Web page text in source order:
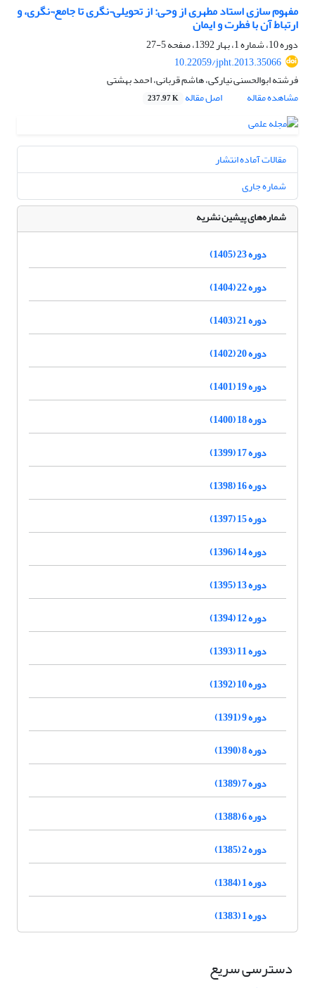
مفهوم سازی استاد مطهری از وحی: از تحویلی¬نگری تا جامع¬نگری، و
ارتباط آن با فطرت و ایمان
دوره 10، شماره 1، بهار 1392، صفحه
5-27
10.22059/jpht.2013.35066
فرشته ابوالحسنی نیارکی، هاشم قربانی، احمد بهشتی
مشاهده مقاله
اصل مقاله 237.97 K
مقالات آماده انتشار
شماره جاری
شماره‌های پیشین نشریه
دوره 23 (1405)
دوره 22 (1404)
دوره 21 (1403)
دوره 20 (1402)
دوره 19 (1401)
دوره 18 (1400)
دوره 17 (1399)
دوره 16 (1398)
دوره 15 (1397)
دوره 14 (1396)
دوره 13 (1395)
دوره 12 (1394)
دوره 11 (1393)
دوره 10 (1392)
دوره 9 (1391)
دوره 8 (1390)
دوره 7 (1389)
دوره 6 (1388)
دوره 2 (1385)
دوره 1 (1384)
دوره 1 (1383)
دسترسی سریع